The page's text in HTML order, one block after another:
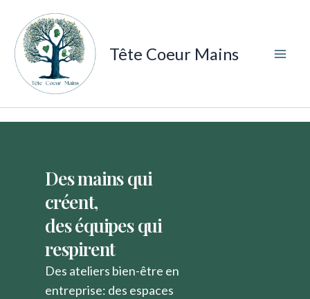
contenu
Tête Coeur Mains
Des mains qui
créent,
des équipes qui
respirent
Des ateliers bien-être en
entreprise: des espaces